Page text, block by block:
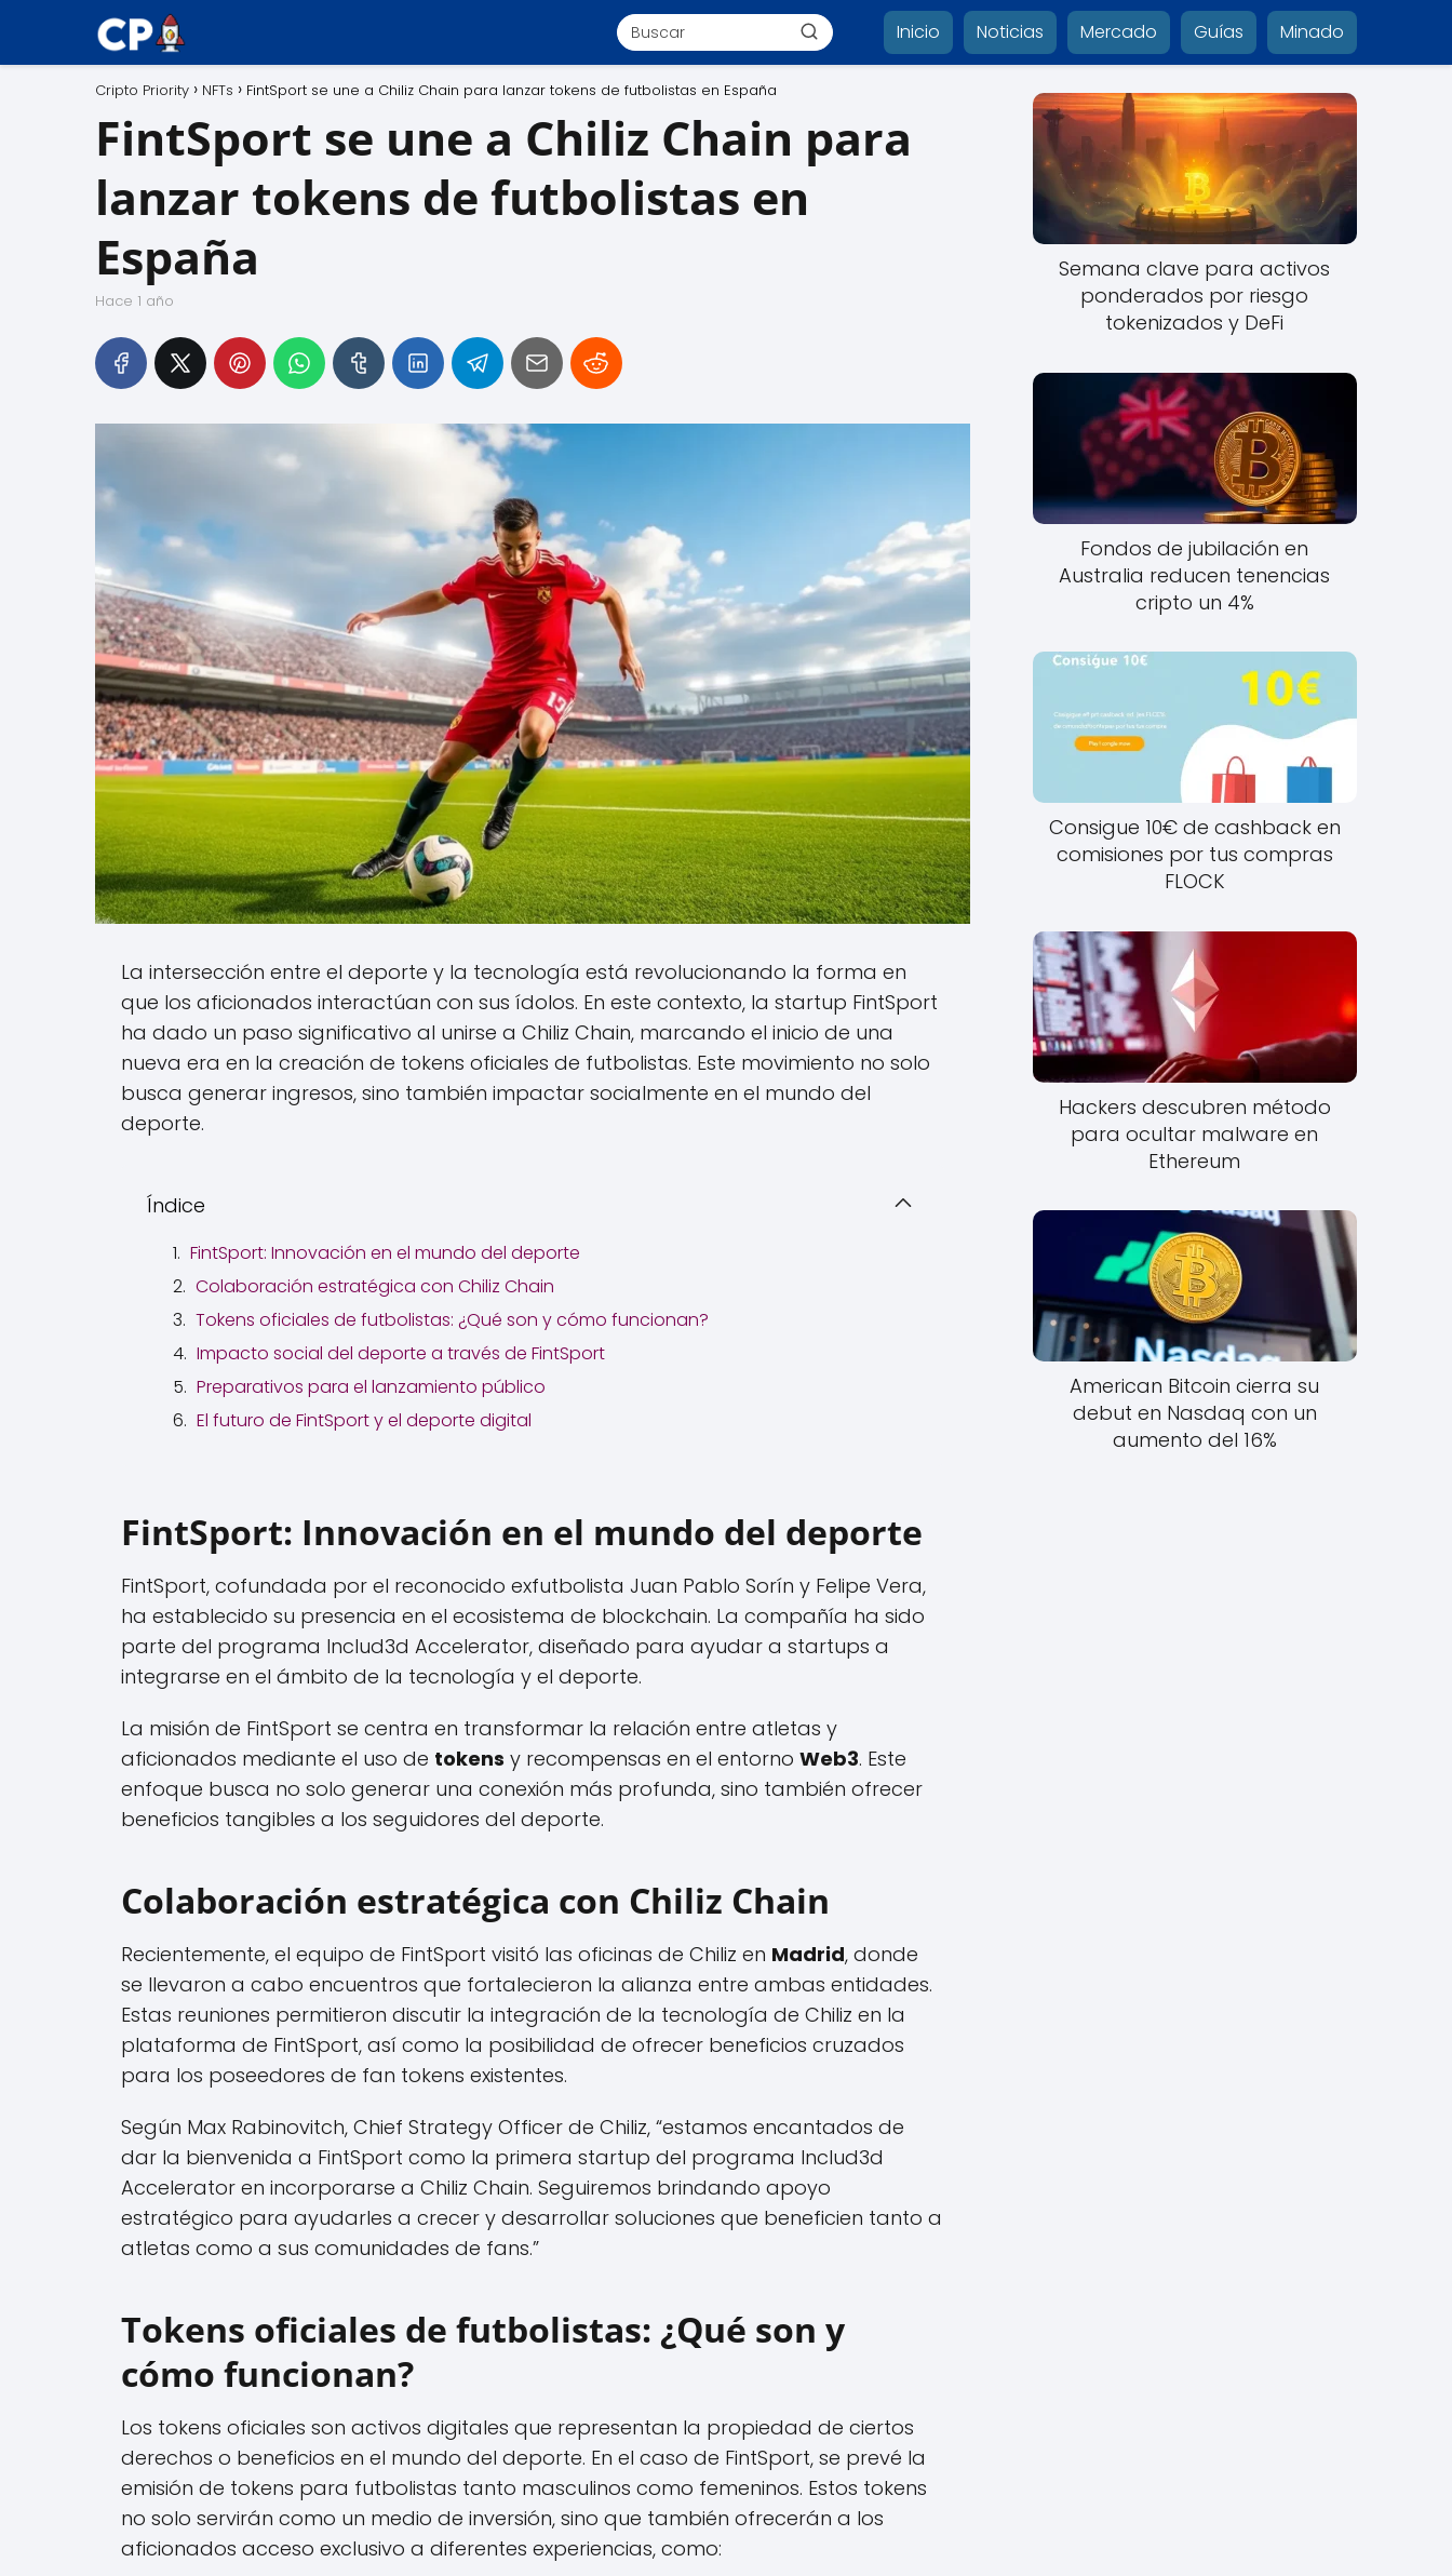
Inicio Noticias Mercado Guías Minado
Cripto Priority NFTs FintSport se une a Chiliz Chain para lanzar tokens de futbolistas en España
FintSport se une a Chiliz Chain para
lanzar tokens de futbolistas en
España
hace 1 año
La intersección entre el deporte y la tecnología está revolucionando la forma en
que los aficionados interactúan con sus ídolos. En este contexto, la startup FintSport
ha dado un paso significativo al unirse a Chiliz Chain, marcando el inicio de una
nueva era en la creación de tokens oficiales de futbolistas. Este movimiento no solo
busca generar ingresos, sino también impactar socialmente en el mundo del
deporte.
Índice
FintSport: Innovación en el mundo del deporte
Colaboración estratégica con Chiliz Chain
Tokens oficiales de futbolistas: ¿Qué son y cómo funcionan?
Impacto social del deporte a través de FintSport
Preparativos para el lanzamiento público
El futuro de FintSport y el deporte digital
FintSport: Innovación en el mundo del deporte
FintSport, cofundada por el reconocido exfutbolista Juan Pablo Sorín y Felipe Vera,
ha establecido su presencia en el ecosistema de blockchain. La compañía ha sido
parte del programa Includ3d Accelerator, diseñado para ayudar a startups a
integrarse en el ámbito de la tecnología y el deporte.
La misión de FintSport se centra en transformar la relación entre atletas y
aficionados mediante el uso de tokens y recompensas en el entorno Web3. Este
enfoque busca no solo generar una conexión más profunda, sino también ofrecer
beneficios tangibles a los seguidores del deporte.
Colaboración estratégica con Chiliz Chain
Recientemente, el equipo de FintSport visitó las oficinas de Chiliz en Madrid, donde
se llevaron a cabo encuentros que fortalecieron la alianza entre ambas entidades.
Estas reuniones permitieron discutir la integración de la tecnología de Chiliz en la
plataforma de FintSport, así como la posibilidad de ofrecer beneficios cruzados
para los poseedores de fan tokens existentes.
Según Max Rabinovitch, Chief Strategy Officer de Chiliz, “estamos encantados de
dar la bienvenida a FintSport como la primera startup del programa Includ3d
Accelerator en incorporarse a Chiliz Chain. Seguiremos brindando apoyo
estratégico para ayudarles a crecer y desarrollar soluciones que beneficien tanto a
atletas como a sus comunidades de fans.”
Tokens oficiales de futbolistas: ¿Qué son y
cómo funcionan?
Los tokens oficiales son activos digitales que representan la propiedad de ciertos
derechos o beneficios en el mundo del deporte. En el caso de FintSport, se prevé la
emisión de tokens para futbolistas tanto masculinos como femeninos. Estos tokens
no solo servirán como un medio de inversión, sino que también ofrecerán a los
aficionados acceso exclusivo a diferentes experiencias, como:
Semana clave para activos
ponderados por riesgo
tokenizados y DeFi
Fondos de jubilación en
Australia reducen tenencias
cripto un 4%
Consigue 10€ de cashback en
comisiones por tus compras
FLOCK
Hackers descubren método
para ocultar malware en
Ethereum
American Bitcoin cierra su
debut en Nasdaq con un
aumento del 16%